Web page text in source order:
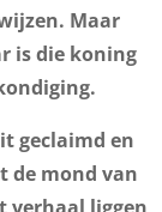
Maar
is die koning
geclaimd en
de mond van